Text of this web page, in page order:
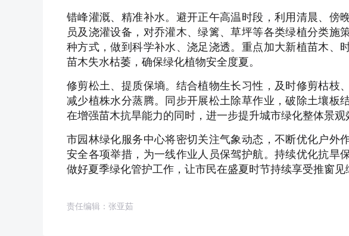
错峰灌溉、精准补水。避开正午高温时段，利用清晨、傍
员及浇灌设备，对乔灌木、绿篱、草坪等各类绿植分类施
种方式，做到科学补水、浇足浇透。重点加大新植苗木、
苗木失水枯萎，确保绿化植物安全度夏。
修剪松土、提质保墒。结合植物生长习性，及时修剪枯枝
减少植株水分蒸腾。同步开展松土除草作业，破除土壤板
在增强苗木抗旱能力的同时，进一步提升城市绿化整体景观
市园林绿化服务中心将密切关注气象动态，不断优化户外
安全各项举措，为一线作业人员保驾护航。持续优化抗旱
做好夏季绿化管护工作，让市民在盛夏时节持续享受推窗见
责任编辑：张亚茹